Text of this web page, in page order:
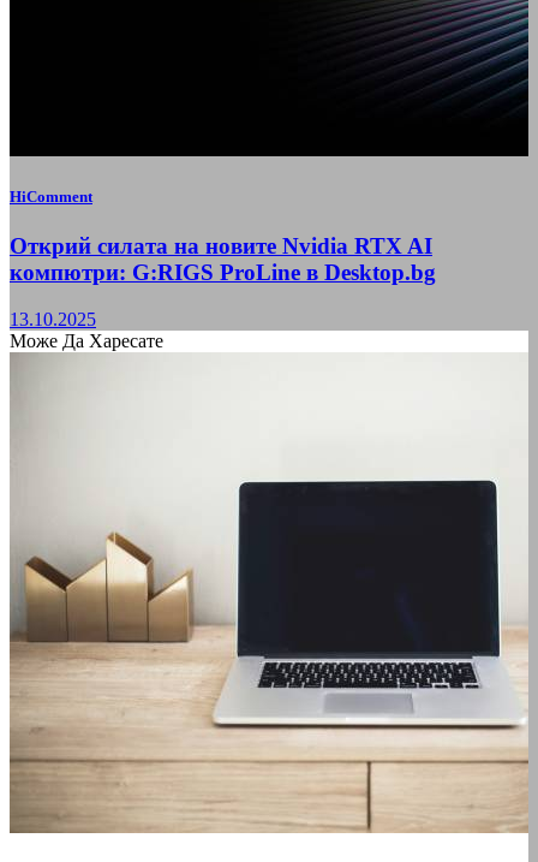
HiComment
Открий силата на новите Nvidia RTX AI
компютри: G:RIGS ProLine в Desktop.bg
13.10.2025
Може Да Харесате